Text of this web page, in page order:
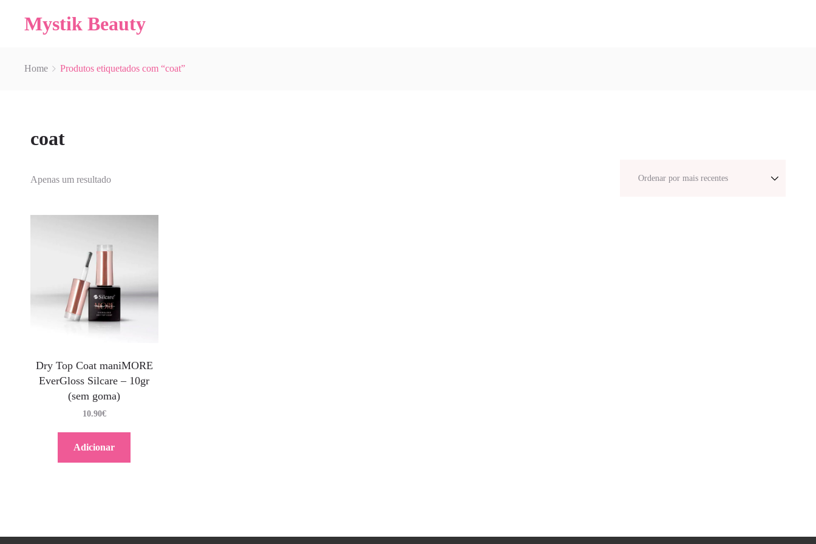
Mystik Beauty
Home Produtos etiquetados com “coat”
coat
Apenas um resultado
Dry Top Coat maniMORE
EverGloss Silcare – 10gr
(sem goma)
10.90€
Adicionar